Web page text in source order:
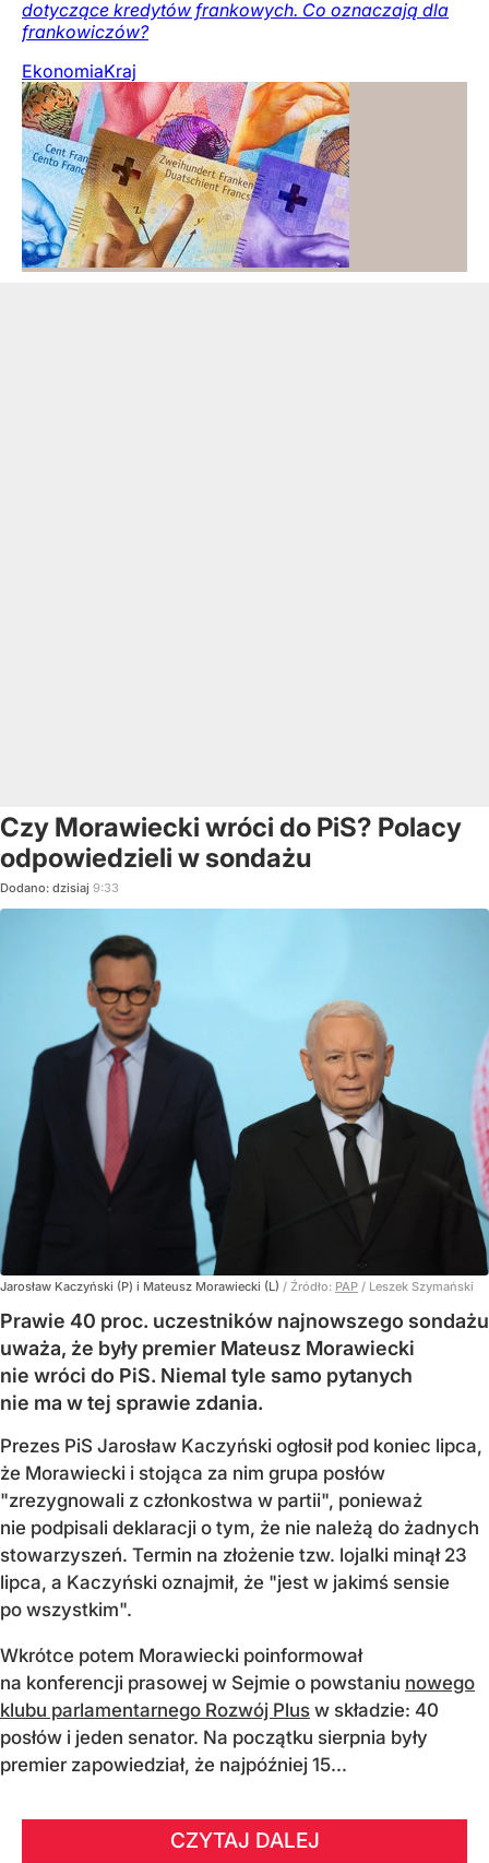
dotyczące kredytów frankowych. Co oznaczają dla
frankowiczów?
EkonomiaKraj
Czy Morawiecki wróci do PiS? Polacy
odpowiedzieli w sondażu
Dodano: dzisiaj 9:33
Jarosław Kaczyński (P) i Mateusz Morawiecki (L) / Źródło: PAP / Leszek Szymański
Prawie 40 proc. uczestników najnowszego sondażu
uważa, że były premier Mateusz Morawiecki
nie wróci do PiS. Niemal tyle samo pytanych
nie ma w tej sprawie zdania.
Prezes PiS Jarosław Kaczyński ogłosił pod koniec lipca,
że Morawiecki i stojąca za nim grupa posłów
"zrezygnowali z członkostwa w partii", ponieważ
nie podpisali deklaracji o tym, że nie należą do żadnych
stowarzyszeń. Termin na złożenie tzw. lojalki minął 23
lipca, a Kaczyński oznajmił, że "jest w jakimś sensie
po wszystkim".
Wkrótce potem Morawiecki poinformował
na konferencji prasowej w Sejmie o powstaniu nowego
klubu parlamentarnego Rozwój Plus w składzie: 40
posłów i jeden senator. Na początku sierpnia były
premier zapowiedział, że najpóźniej 15...
CZYTAJ DALEJ